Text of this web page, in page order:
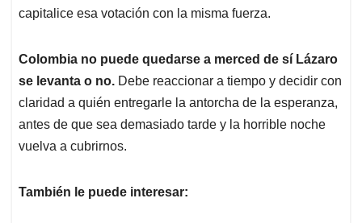
capitalice esa votación con la misma fuerza.
Colombia no puede quedarse a merced de sí Lázaro
se levanta o no. Debe reaccionar a tiempo y decidir con
claridad a quién entregarle la antorcha de la esperanza,
antes de que sea demasiado tarde y la horrible noche
vuelva a cubrirnos.
También le puede interesar: